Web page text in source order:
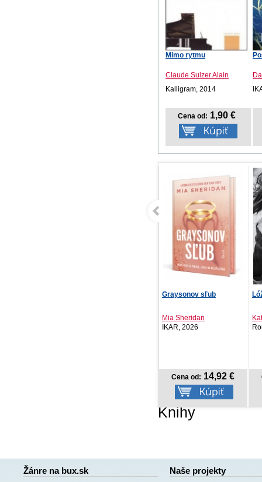
Mimo rytmu
Claude Sulzer Alain
Kalligram, 2014
Cena od: 1,90 €
Graysonov sľub
Mia Sheridan
IKAR, 2026
Cena od: 14,92 €
Knihy
Žánre na bux.sk Naše projekty